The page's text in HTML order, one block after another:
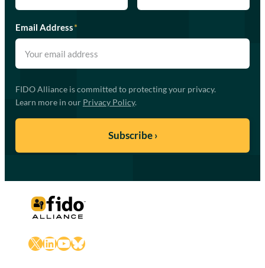
Email Address*
FIDO Alliance is committed to protecting your privacy.
Learn more in our Privacy Policy.
X LinkedIn
YouTube
Bluesky